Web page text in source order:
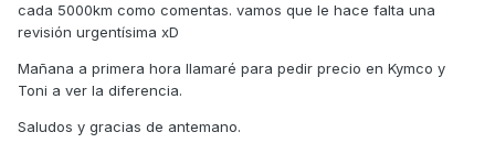
cada 5000km como comentas. vamos que le hace falta una
revisión urgentísima xD
Mañana a primera hora llamaré para pedir precio en Kymco y
Toni a ver la diferencia.
Saludos y gracias de antemano.